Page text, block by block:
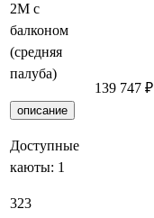
2М с
балконом
(средняя
палуба)
описание
Доступные
каюты: 1
323
139 747 ₽